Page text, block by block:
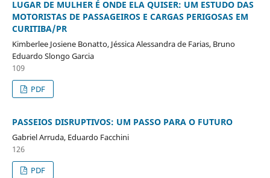
LUGAR DE MULHER É ONDE ELA QUISER: UM ESTUDO DAS
MOTORISTAS DE PASSAGEIROS E CARGAS PERIGOSAS EM
CURITIBA/PR
Kimberlee Josiene Bonatto, Jéssica Alessandra de Farias, Bruno
Eduardo Slongo Garcia
109
PDF
PASSEIOS DISRUPTIVOS: UM PASSO PARA O FUTURO
Gabriel Arruda, Eduardo Facchini
126
PDF